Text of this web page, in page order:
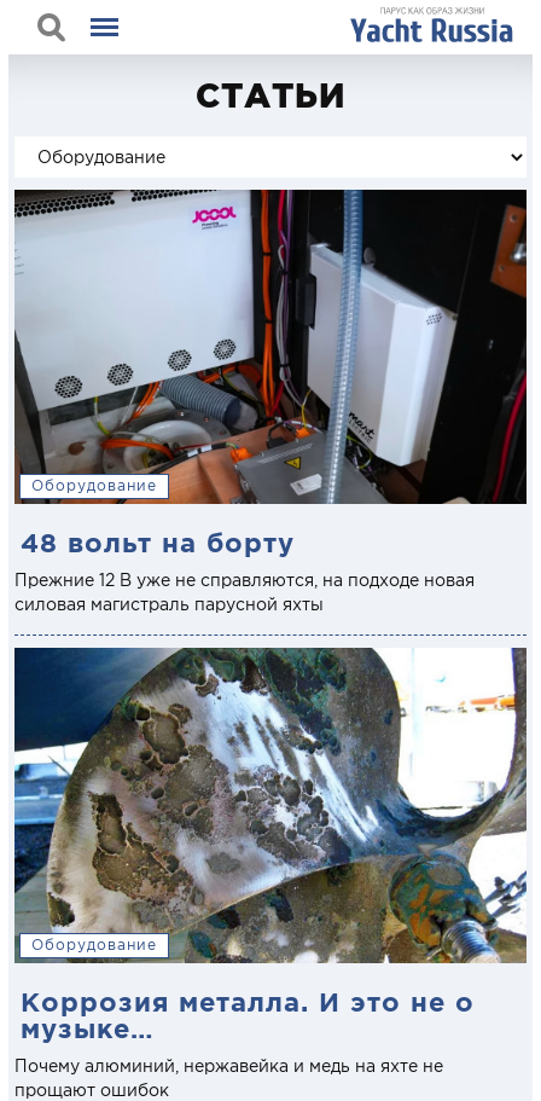
СТАТЬИ
Оборудование
48 вольт на борту
Прежние 12 В уже не справляются, на подходе новая
силовая магистраль парусной яхты
Оборудование
Коррозия металла. И это не о
музыке…
Почему алюминий, нержавейка и медь на яхте не
прощают ошибок